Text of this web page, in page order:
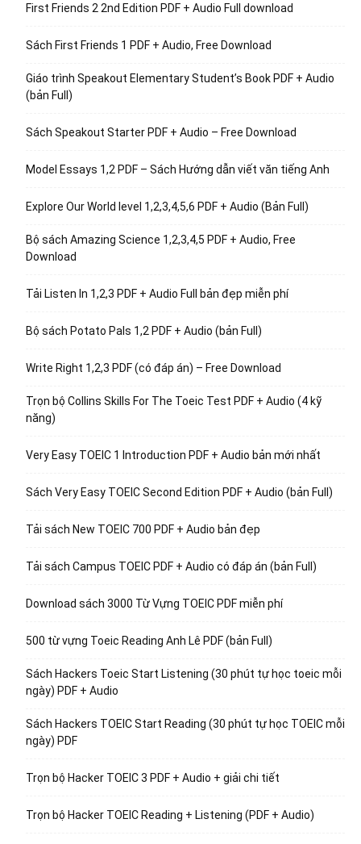
First Friends 2 2nd Edition PDF + Audio Full download
Sách First Friends 1 PDF + Audio, Free Download
Giáo trình Speakout Elementary Student’s Book PDF + Audio
(bản Full)
Sách Speakout Starter PDF + Audio – Free Download
Model Essays 1,2 PDF – Sách Hướng dẫn viết văn tiếng Anh
Explore Our World level 1,2,3,4,5,6 PDF + Audio (Bản Full)
Bộ sách Amazing Science 1,2,3,4,5 PDF + Audio, Free
Download
Tải Listen In 1,2,3 PDF + Audio Full bản đẹp miễn phí
Bộ sách Potato Pals 1,2 PDF + Audio (bản Full)
Write Right 1,2,3 PDF (có đáp án) – Free Download
Trọn bộ Collins Skills For The Toeic Test PDF + Audio (4 kỹ
năng)
Very Easy TOEIC 1 Introduction PDF + Audio bản mới nhất
Sách Very Easy TOEIC Second Edition PDF + Audio (bản Full)
Tải sách New TOEIC 700 PDF + Audio bản đẹp
Tải sách Campus TOEIC PDF + Audio có đáp án (bản Full)
Download sách 3000 Từ Vựng TOEIC PDF miễn phí
500 từ vựng Toeic Reading Anh Lê PDF (bản Full)
Sách Hackers Toeic Start Listening (30 phút tự học toeic mỗi
ngày) PDF + Audio
Sách Hackers TOEIC Start Reading (30 phút tự học TOEIC mỗi
ngày) PDF
Trọn bộ Hacker TOEIC 3 PDF + Audio + giải chi tiết
Trọn bộ Hacker TOEIC Reading + Listening (PDF + Audio)